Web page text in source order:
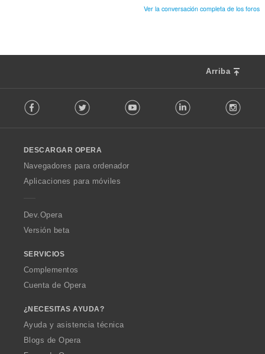
Ver la conversación completa de los foros
Arriba
o
w
O
p
a
Facebook Twitter Youtube LinkedIn
DESCARGAR OPERA
Navegadores para ordenador
Aplicaciones para móviles
Dev.Opera
Versión beta
SERVICIOS
Complementos
Cuenta de Opera
¿NECESITAS AYUDA?
Ayuda y asistencia técnica
Blogs de Opera